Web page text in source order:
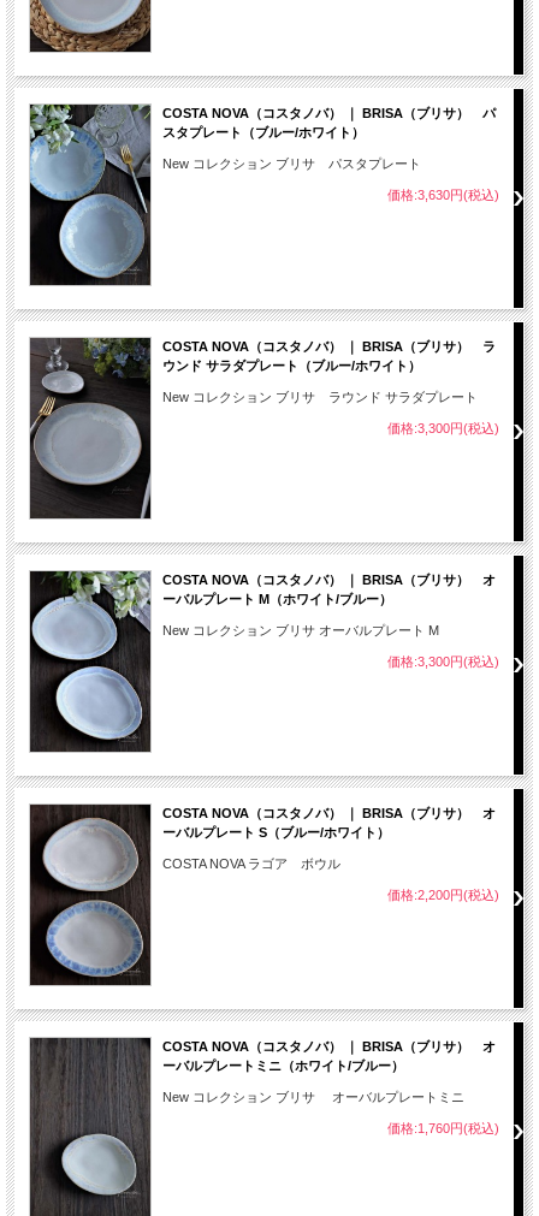
COSTA NOVA（コスタノバ） ｜ BRISA（ブリサ） パ
スタプレート（ブルー/ホワイト）
New コレクション ブリサ パスタプレート
価格:3,630円(税込)
COSTA NOVA（コスタノバ） ｜ BRISA（ブリサ） ラ
ウンド サラダプレート（ブルー/ホワイト）
New コレクション ブリサ ラウンド サラダプレート
価格:3,300円(税込)
COSTA NOVA（コスタノバ） ｜ BRISA（ブリサ） オ
ーバルプレート M（ホワイト/ブルー）
New コレクション ブリサ オーバルプレート M
価格:3,300円(税込)
COSTA NOVA（コスタノバ） ｜ BRISA（ブリサ） オ
ーバルプレート S（ブルー/ホワイト）
COSTA NOVA ラゴア ボウル
価格:2,200円(税込)
COSTA NOVA（コスタノバ） ｜ BRISA（ブリサ） オ
ーバルプレートミニ（ホワイト/ブルー）
New コレクション ブリサ オーバルプレートミニ
価格:1,760円(税込)